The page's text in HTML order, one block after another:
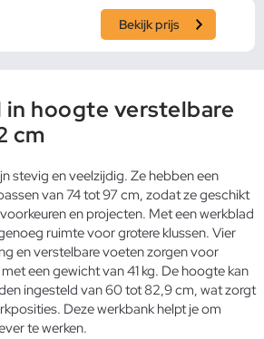
Bekijk prijs
in hoogte verstelbare
cm
stevig en veelzijdig. Ze hebben een
van 74 tot 97 cm, zodat ze geschikt
en projecten. Met een werkblad
ruimte voor grotere klussen. Vier
en verstelbare voeten zorgen voor
een gewicht van 41 kg. De hoogte kan
ingesteld van 60 tot 82,9 cm, wat zorgt
Deze werkbank helpt je om
te werken.